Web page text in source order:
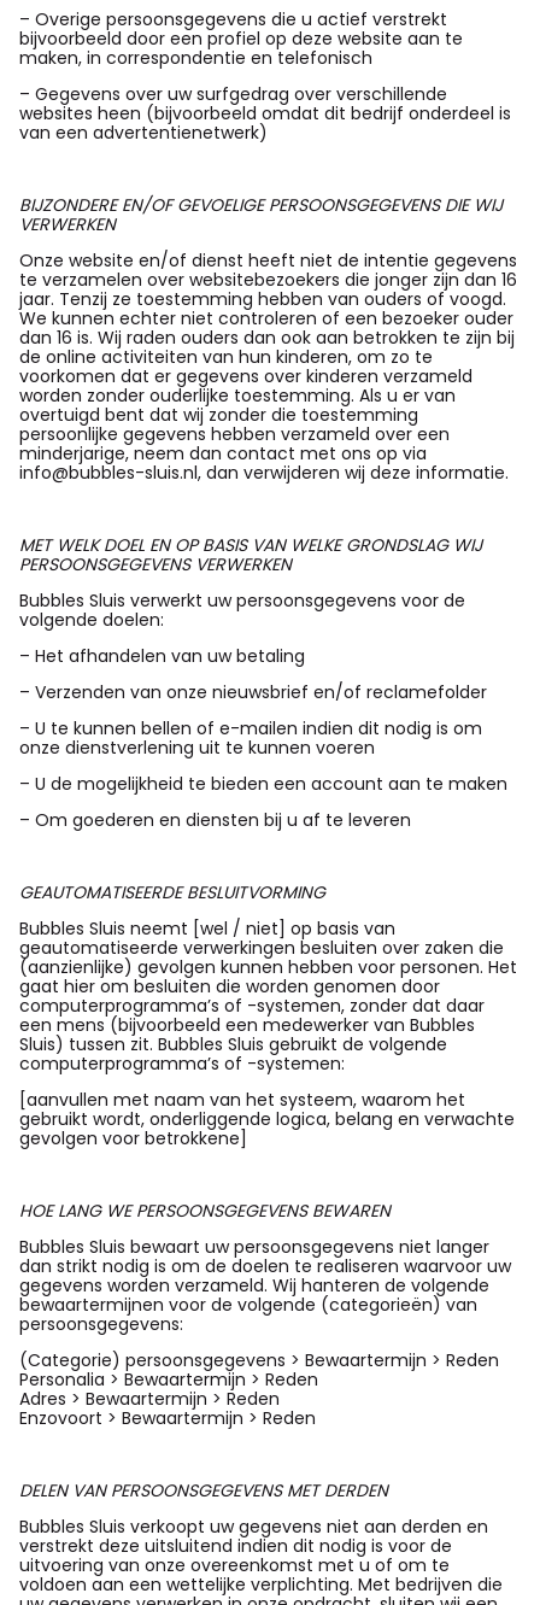
– Overige persoonsgegevens die u actief verstrekt
bijvoorbeeld door een profiel op deze website aan te
maken, in correspondentie en telefonisch
– Gegevens over uw surfgedrag over verschillende
websites heen (bijvoorbeeld omdat dit bedrijf onderdeel is
van een advertentienetwerk)
BIJZONDERE EN/OF GEVOELIGE PERSOONSGEGEVENS DIE WIJ
VERWERKEN
Onze website en/of dienst heeft niet de intentie gegevens
te verzamelen over websitebezoekers die jonger zijn dan 16
jaar. Tenzij ze toestemming hebben van ouders of voogd.
We kunnen echter niet controleren of een bezoeker ouder
dan 16 is. Wij raden ouders dan ook aan betrokken te zijn bij
de online activiteiten van hun kinderen, om zo te
voorkomen dat er gegevens over kinderen verzameld
worden zonder ouderlijke toestemming. Als u er van
overtuigd bent dat wij zonder die toestemming
persoonlijke gegevens hebben verzameld over een
minderjarige, neem dan contact met ons op via
info@bubbles-sluis.nl, dan verwijderen wij deze informatie.
MET WELK DOEL EN OP BASIS VAN WELKE GRONDSLAG WIJ
PERSOONSGEGEVENS VERWERKEN
Bubbles Sluis verwerkt uw persoonsgegevens voor de
volgende doelen:
– Het afhandelen van uw betaling
– Verzenden van onze nieuwsbrief en/of reclamefolder
– U te kunnen bellen of e-mailen indien dit nodig is om
onze dienstverlening uit te kunnen voeren
– U de mogelijkheid te bieden een account aan te maken
– Om goederen en diensten bij u af te leveren
GEAUTOMATISEERDE BESLUITVORMING
Bubbles Sluis neemt [wel / niet] op basis van
geautomatiseerde verwerkingen besluiten over zaken die
(aanzienlijke) gevolgen kunnen hebben voor personen. Het
gaat hier om besluiten die worden genomen door
computerprogramma’s of -systemen, zonder dat daar
een mens (bijvoorbeeld een medewerker van Bubbles
Sluis) tussen zit. Bubbles Sluis gebruikt de volgende
computerprogramma’s of -systemen:
[aanvullen met naam van het systeem, waarom het
gebruikt wordt, onderliggende logica, belang en verwachte
gevolgen voor betrokkene]
HOE LANG WE PERSOONSGEGEVENS BEWAREN
Bubbles Sluis bewaart uw persoonsgegevens niet langer
dan strikt nodig is om de doelen te realiseren waarvoor uw
gegevens worden verzameld. Wij hanteren de volgende
bewaartermijnen voor de volgende (categorieën) van
persoonsgegevens:
(Categorie) persoonsgegevens > Bewaartermijn > Reden
Personalia > Bewaartermijn > Reden
Adres > Bewaartermijn > Reden
Enzovoort > Bewaartermijn > Reden
DELEN VAN PERSOONSGEGEVENS MET DERDEN
Bubbles Sluis verkoopt uw gegevens niet aan derden en
verstrekt deze uitsluitend indien dit nodig is voor de
uitvoering van onze overeenkomst met u of om te
voldoen aan een wettelijke verplichting. Met bedrijven die